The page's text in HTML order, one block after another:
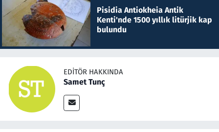
Pisidia Antiokheia Antik
Kenti'nde 1500 yıllık litürjik kap
bulundu
EDITÖR HAKKINDA
Samet Tunç